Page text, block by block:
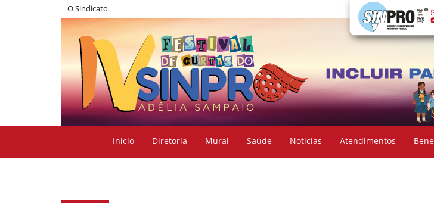
O Sindicato
Início Diretoria Mural Saúde Notícias Atendimentos